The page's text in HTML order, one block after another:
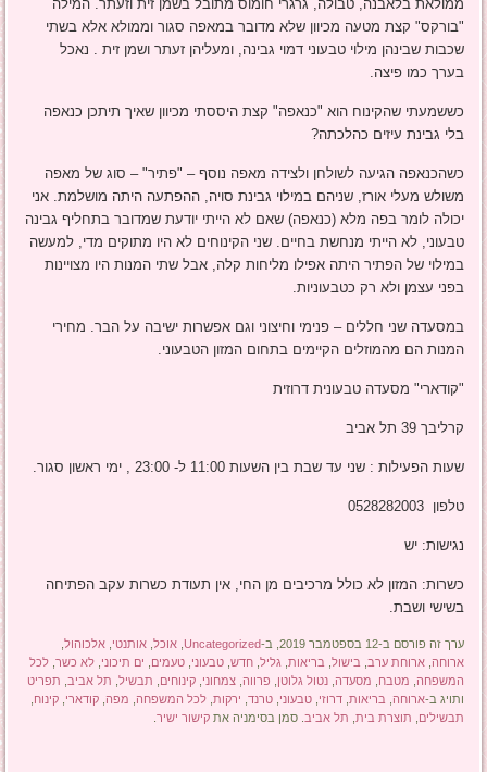
ממולאת בלאבנה, טבולה, גרגרי חומוס מתובל בשמן זית וזעתר. המילה
"בורקס" קצת מטעה מכיוון שלא מדובר במאפה סגור וממולא אלא בשתי
שכבות שבינהן מילוי טבעוני דמוי גבינה, ומעליהן זעתר ושמן זית . נאכל
בערך כמו פיצה.
כששמעתי שהקינוח הוא "כנאפה" קצת היססתי מכיוון שאיך תיתכן כנאפה
בלי גבינת עיזים כהלכתה?
כשהכנאפה הגיעה לשולחן ולצידה מאפה נוסף – "פתיר" – סוג של מאפה
משולש מעלי אורז, שניהם במילוי גבינת סויה, ההפתעה היתה מושלמת. אני
יכולה לומר בפה מלא (כנאפה) שאם לא הייתי יודעת שמדובר בתחליף גבינה
טבעוני, לא הייתי מנחשת בחיים. שני הקינוחים לא היו מתוקים מדי, למעשה
במילוי של הפתיר היתה אפילו מליחות קלה, אבל שתי המנות היו מצויינות
בפני עצמן ולא רק כטבעוניות.
במסעדה שני חללים – פנימי וחיצוני וגם אפשרות ישיבה על הבר. מחירי
המנות הם מהמוזלים הקיימים בתחום המזון הטבעוני.
"קודארי" מסעדה טבעונית דרוזית
קרליבך 39 תל אביב
שעות הפעילות : שני עד שבת בין השעות 11:00 ל- 23:00 , ימי ראשון סגור.
טלפון 0528282003
נגישות: יש
כשרות: המזון לא כולל מרכיבים מן החי, אין תעודת כשרות עקב הפתיחה
בשישי ושבת.
ערך זה פורסם ב-12 בספטמבר 2019, ב- Uncategorized
,אוכל ,אותנטי ,אלכוהול
ארוחה ,ארוחת ערב בישול בריאות גליל ,חדש ,טבעוני ,טעמים ים תיכוני ,לא כשר ,לכל
המשפחה מטבח מסעדה ,נטול גלוטן פרווה ,צמחוני ,קינוחים תבשיל תל אביב תפריט
ותויג ב-ארוחה בריאות ,דרוזי ,טבעוני ,טרנד ירקות ,לכל המשפחה מפה ,קודארי ,קינוח
תבשילים
תוצרת בית תל אביב . סמן בסימניה אתקישור ישיר